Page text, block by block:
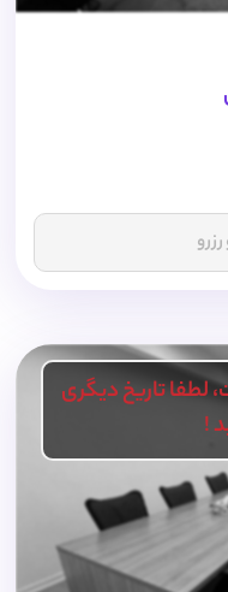
تاریخ دیگری
!